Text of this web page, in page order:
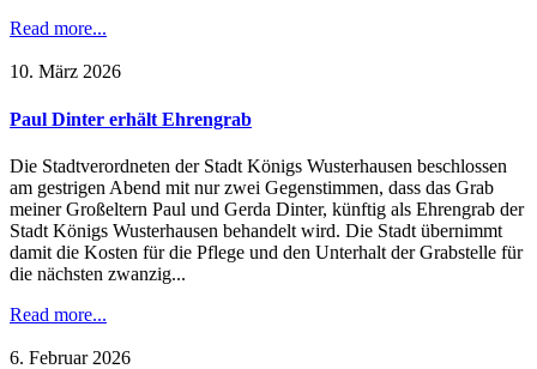
Read more...
10. März 2026
Paul Dinter erhält Ehrengrab
Die Stadtverordneten der Stadt Königs Wusterhausen beschlossen
am gestrigen Abend mit nur zwei Gegenstimmen, dass das Grab
meiner Großeltern Paul und Gerda Dinter, künftig als Ehrengrab der
Stadt Königs Wusterhausen behandelt wird. Die Stadt übernimmt
damit die Kosten für die Pflege und den Unterhalt der Grabstelle für
die nächsten zwanzig...
Read more...
6. Februar 2026